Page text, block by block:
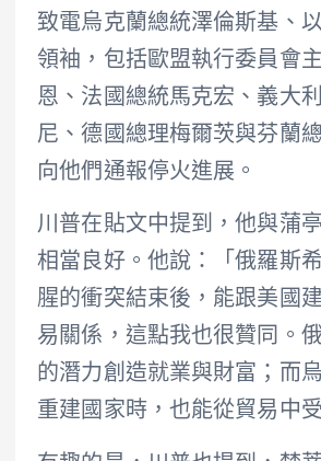
致電烏克蘭總統澤倫斯基、
領袖，包括歐盟執行委員會
恩、法國總統馬克宏、義大
尼、德國總理梅爾茨與芬蘭
向他們通報停火進展。
川普在貼文中提到，他與蒲
相當良好。他說：「俄羅斯
腥的衝突結束後，能跟美國
易關係，這點我也很贊同。
的潛力創造就業與財富；而
重建國家時，也能從貿易中受